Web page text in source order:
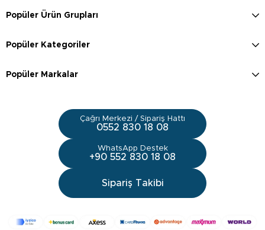
Popüler Ürün Grupları
Popüler Kategoriler
Popüler Markalar
Çağrı Merkezi / Sipariş Hattı
0552 830 18 08
WhatsApp Destek
+90 552 830 18 08
Sipariş Takibi